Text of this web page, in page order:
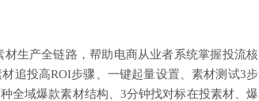
生产全链路，帮助电商从业者系统掌握投流核
追投高ROI步骤、一键起量设置、素材测试3步
全域爆款素材结构、3分钟找对标在投素材、爆